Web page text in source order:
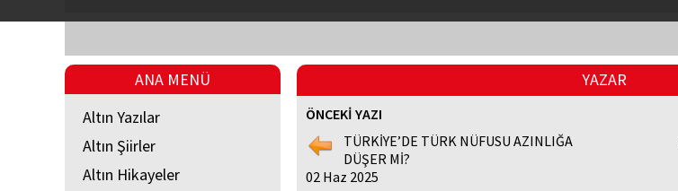
ANA MENÜ
Altın Yazılar
Altın Şiirler
Altın Hikayeler
YAZAR
ÖNCEKİ YAZI
TÜRKİYE’DE TÜRK NÜFUSU AZINLIĞA
DÜŞER Mİ?
02 Haz 2025